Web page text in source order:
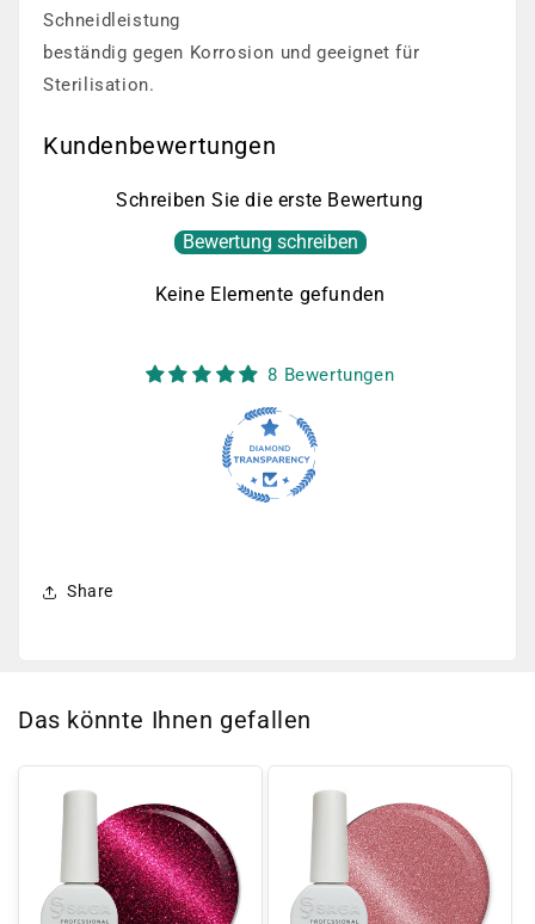
Schneidleistung
beständig gegen Korrosion und geeignet für
Sterilisation.
Kundenbewertungen
Schreiben Sie die erste Bewertung
Bewertung schreiben
Keine Elemente gefunden
8 Bewertungen
Share
Das könnte Ihnen gefallen